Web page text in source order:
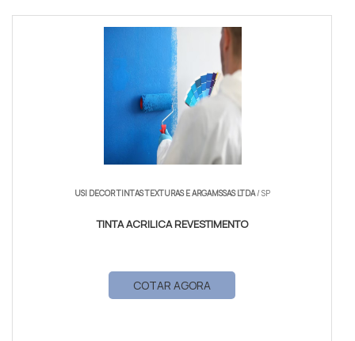
USI DECOR TINTAS TEXTURAS E ARGAMSSAS LTDA/ SP
TINTA ACRILICA REVESTIMENTO
COTAR AGORA